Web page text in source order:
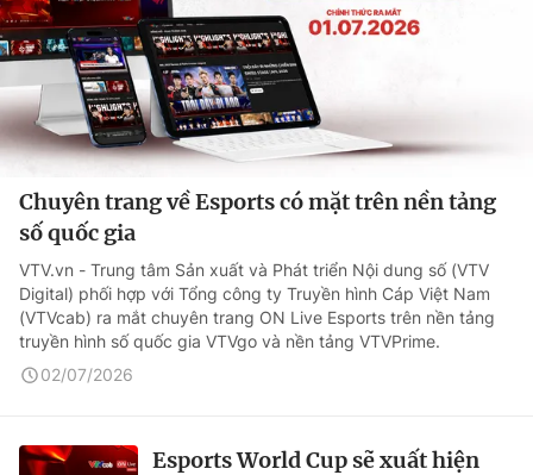
Chuyên trang về Esports có mặt trên nền tảng
số quốc gia
VTV.vn - Trung tâm Sản xuất và Phát triển Nội dung số (VTV
Digital) phối hợp với Tổng công ty Truyền hình Cáp Việt Nam
(VTVcab) ra mắt chuyên trang ON Live Esports trên nền tảng
truyền hình số quốc gia VTVgo và nền tảng VTVPrime.
02/07/2026
Esports World Cup sẽ xuất hiện